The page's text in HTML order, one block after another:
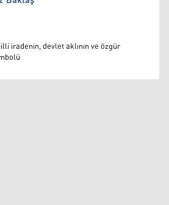
iradenin, devlet aklının ve özgür